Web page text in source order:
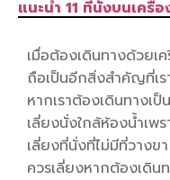
แนะนำ 11 ที่นั่งบนเครื่
เมื่อต้องเดินทางด้วยเ
ถือเป็นอีกสิ่งสำคัญที่เร
หากเราต้องเดินทางเป็
เลี่ยงนั่งใกล้ห้องน้ำเพ
เลี่ยงที่นั่งที่ไม่มีที่วางข
ควรเลี่ยงหากต้องเดิน